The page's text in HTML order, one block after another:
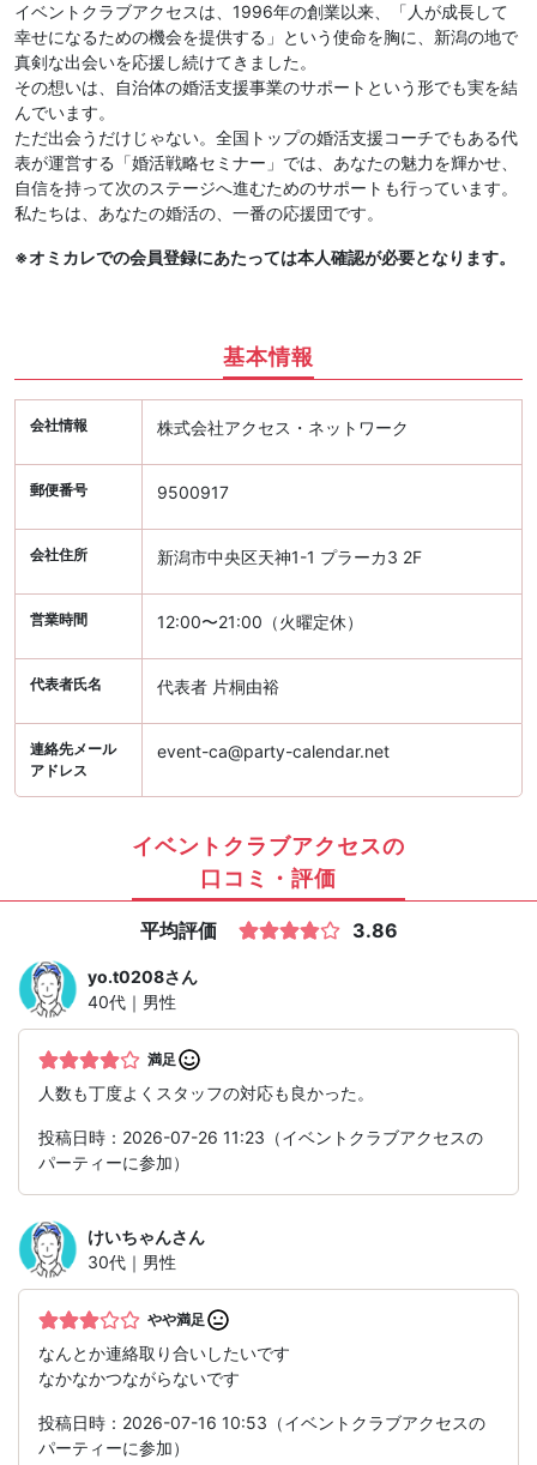
イベントクラブアクセスは、1996年の創業以来、「人が成長して
幸せになるための機会を提供する」という使命を胸に、新潟の地で
真剣な出会いを応援し続けてきました。
その想いは、自治体の婚活支援事業のサポートという形でも実を結
んでいます。
ただ出会うだけじゃない。全国トップの婚活支援コーチでもある代
表が運営する「婚活戦略セミナー」では、あなたの魅力を輝かせ、
自信を持って次のステージへ進むためのサポートも行っています。
私たちは、あなたの婚活の、一番の応援団です。
※オミカレでの会員登録にあたっては本人確認が必要となります。
基本情報
会社情報 株式会社アクセス・ネットワーク
郵便番号 9500917
会社住所 新潟市中央区天神1-1 プラーカ3 2F
営業時間 12:00〜21:00（火曜定休）
代表者氏名 代表者 片桐由裕
連絡先メール
アドレス
event-ca@party-calendar.net
イベントクラブアクセスの
口コミ・評価
平均評価 3.86
yo.t0208さん
40代｜男性
満足
人数も丁度よくスタッフの対応も良かった。
投稿日時：2026-07-26 11:23（イベントクラブアクセスの
パーティーに参加）
けいちゃんさん
30代｜男性
やや満足
なんとか連絡取り合いしたいです
なかなかつながらないです
投稿日時：2026-07-16 10:53（イベントクラブアクセスの
パーティーに参加）